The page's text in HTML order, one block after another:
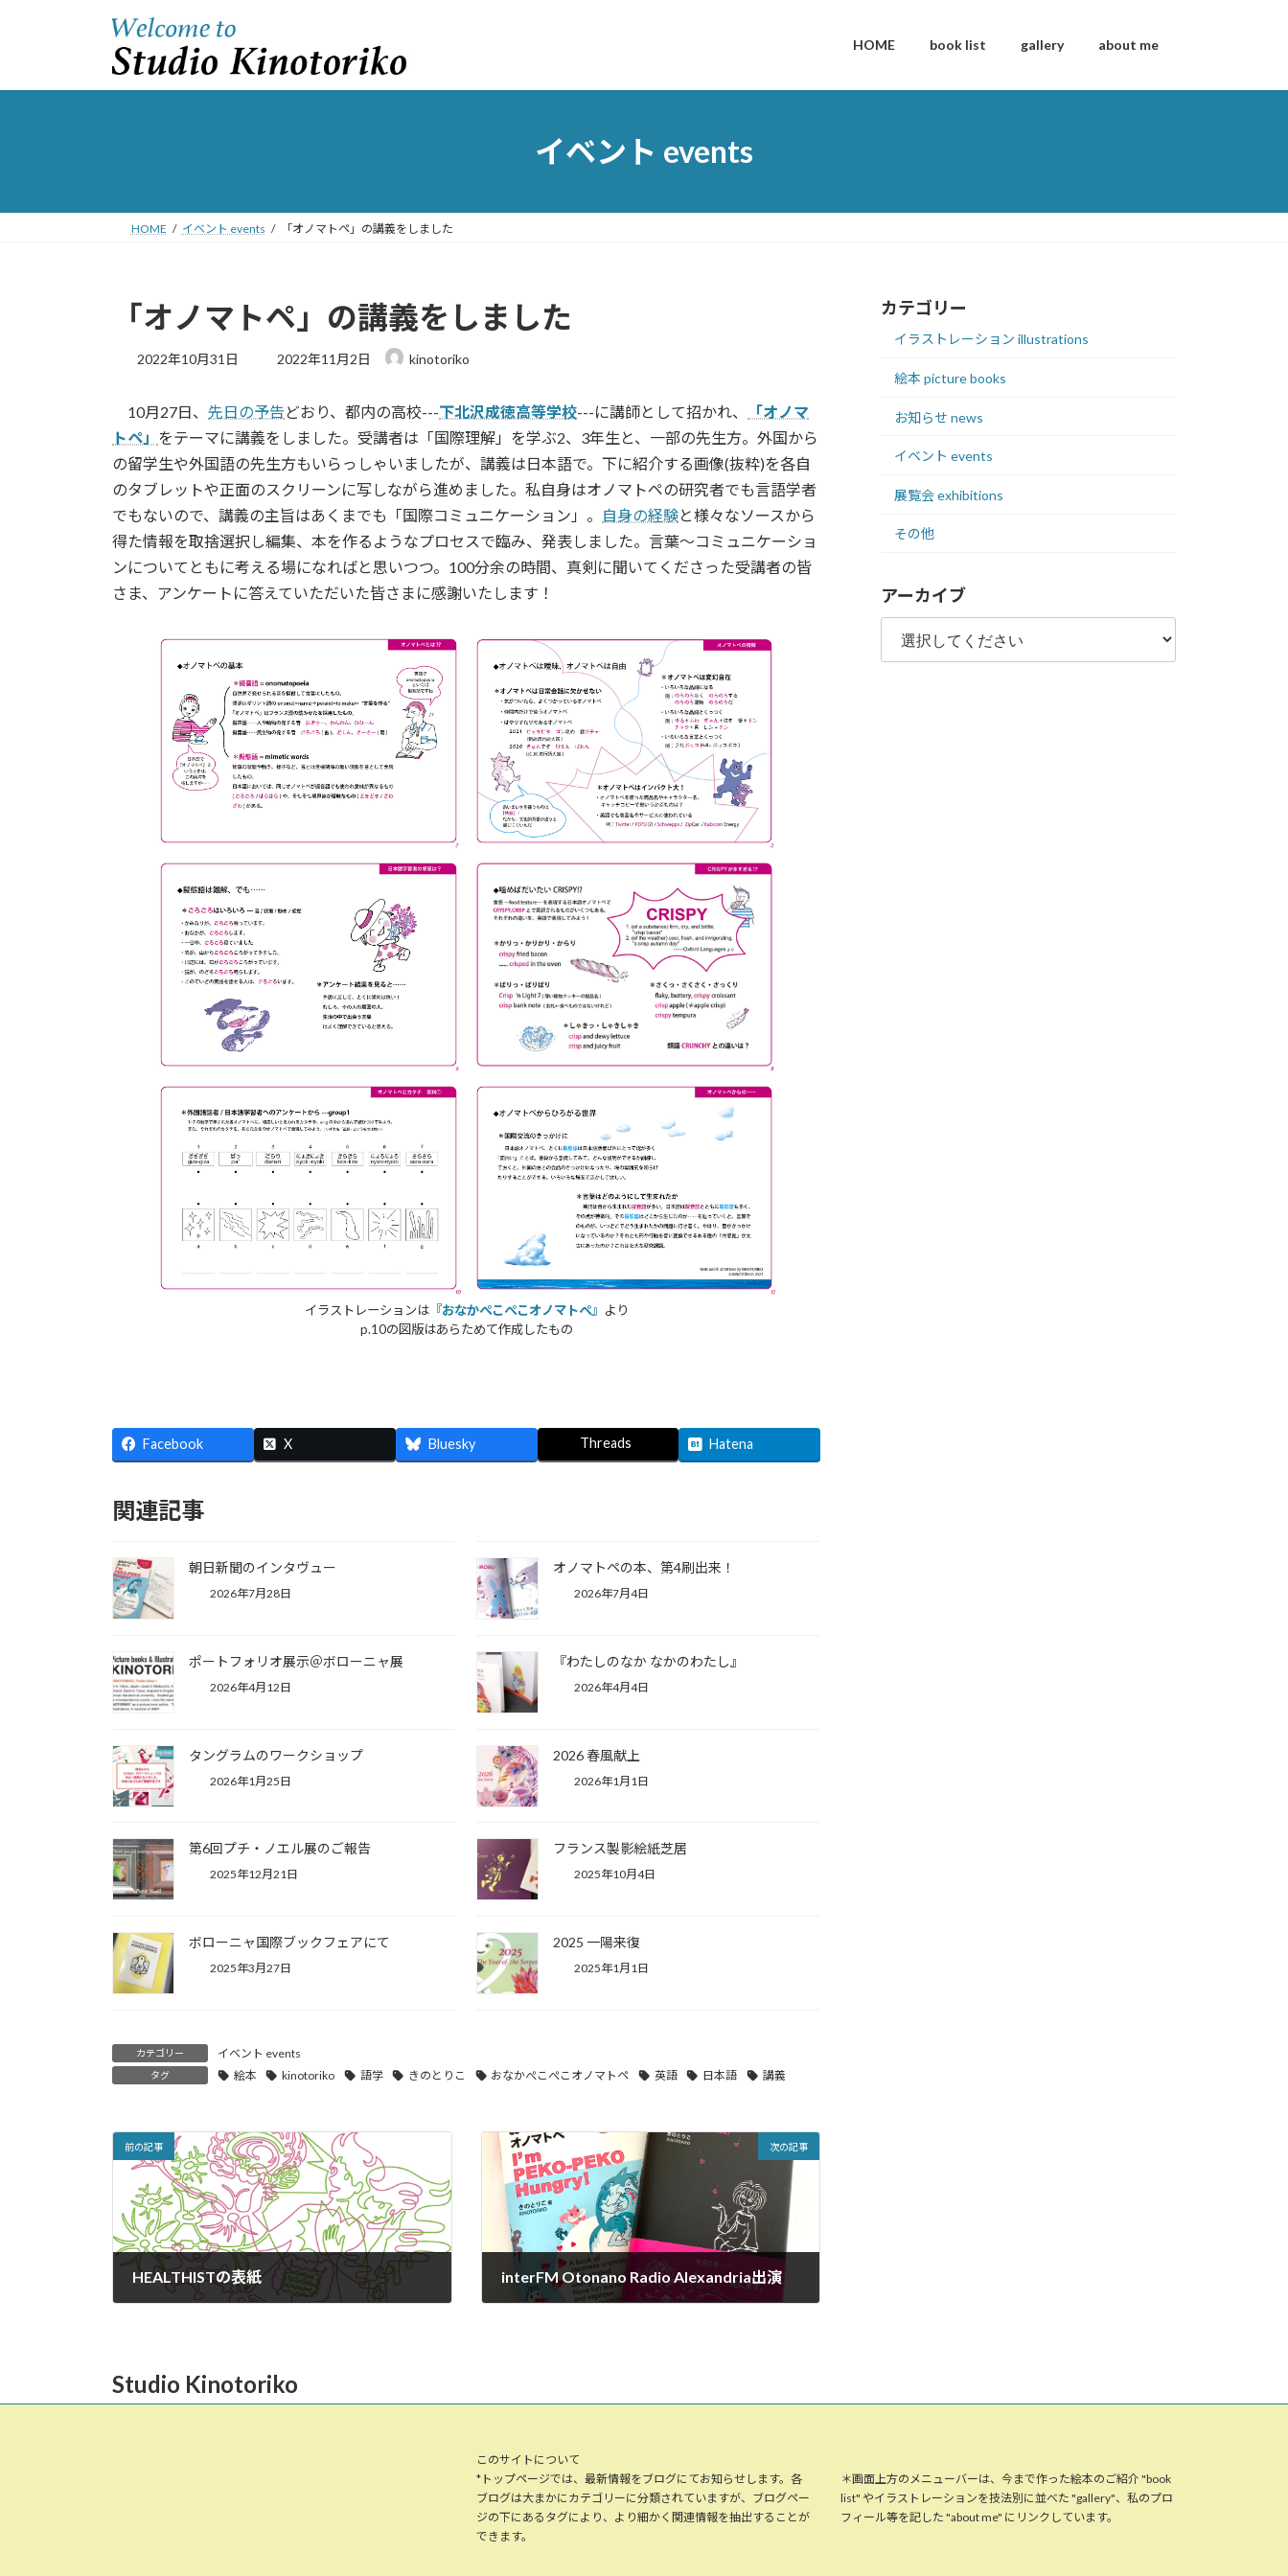
プ
動
HOME book list gallery about me
イベント events
HOME イベント events 「オノマトペ」の講義をしました
「オノマトペ」の講義をしました
2022年10月31日
最
新
日
:
2022年11月2日 kinotoriko
10月27日、 先日の予告 どおり、都内の高校---下北沢成徳高等学校---に講師として招かれ、
「オノマ
トペ」 をテーマに講義をしました。受講者は「国際理解」を学ぶ2、3年生と、一部の先生方。外国から
の留学生や外国語の先生方もいらっしゃいましたが、講義は日本語で。下に紹介する画像(抜粋)を各自
のタブレットや正面のスクリーンに写しながら進めました。私自身はオノマトペの研究者でも言語学者
でもないので、講義の主旨はあくまでも「国際コミュニケーション」。
自身の経験と様々なソースから
得た情報を取捨選択し編集、本を作るようなプロセスで臨み、発表しました。言葉〜コミュニケーショ
ンについてともに考える場になればと思いつつ。100分余の時間、真剣に聞いてくださった受講者の皆
さま、アンケートに答えていただいた皆さまに感謝いたします！
イラストレーションは『おなかぺこぺこオノマトペ』 より
p.10の図版はあらためて作成したもの
Facebook X Bluesky Threads Hatena
関連記事
朝日新聞のインタヴュー
2026年7月28日
オノマトペの本、第4刷出来！
2026年7月4日
ポートフォリオ展示＠ボローニャ展
2026年4月12日
『わたしのなか なかのわたし』
2026年4月4日
タングラムのワークショップ
2026年1月25日
2026 春風献上
2026年1月1日
第6回プチ・ノエル展のご報告
2025年12月21日
フランス製影絵紙芝居
2025年10月4日
ボローニャ国際ブックフェアにて
2025年3月27日
2025 一陽来復
2025年1月1日
カテゴリー イベント events
タグ 絵本 kinotoriko 語学 きのとりこ おなかぺこぺこオノマトペ 英語 日本語 講義
前の記事
HEALTHISTの表紙
次の記事
interFM Otonano Radio Alexandria出演
カテゴリー
イラストレーション illustrations
絵本 picture books
お知らせ news
イベント events
展覧会 exhibitions
その他
アーカイブ
Studio Kinotoriko
このサイトについて
*トップページでは、最新情報をブログにてお知らせします。各
ブログは大まかにカテゴリーに分類されていますが、ブログペー
ジの下にあるタグにより、より細かく関連情報を抽出することが
できます。
＊画面上方のメニューバーは、今まで作った絵本のご紹介 "book
list" やイラストレーションを技法別に並べた "gallery"、私のプロ
フィール等を記した "about me" にリンクしています。